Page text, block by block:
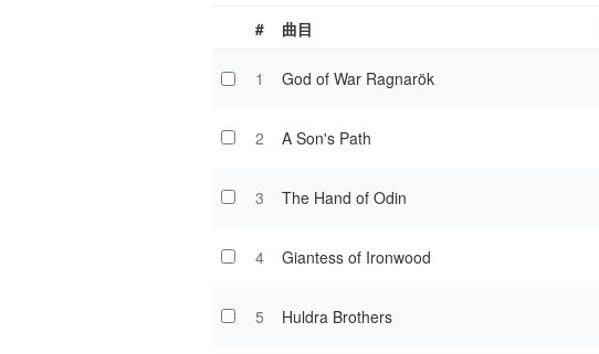
# 曲目
1 God of War Ragnarök
2 A Son's Path
3 The Hand of Odin
4 Giantess of Ironwood
5 Huldra Brothers